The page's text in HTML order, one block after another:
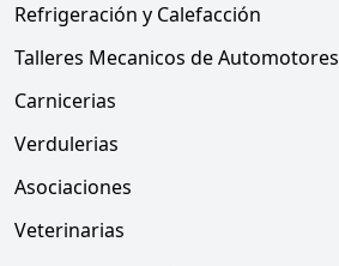
Refrigeración y Calefacción
Talleres Mecanicos de Automotores
Carnicerias
Verdulerias
Asociaciones
Veterinarias